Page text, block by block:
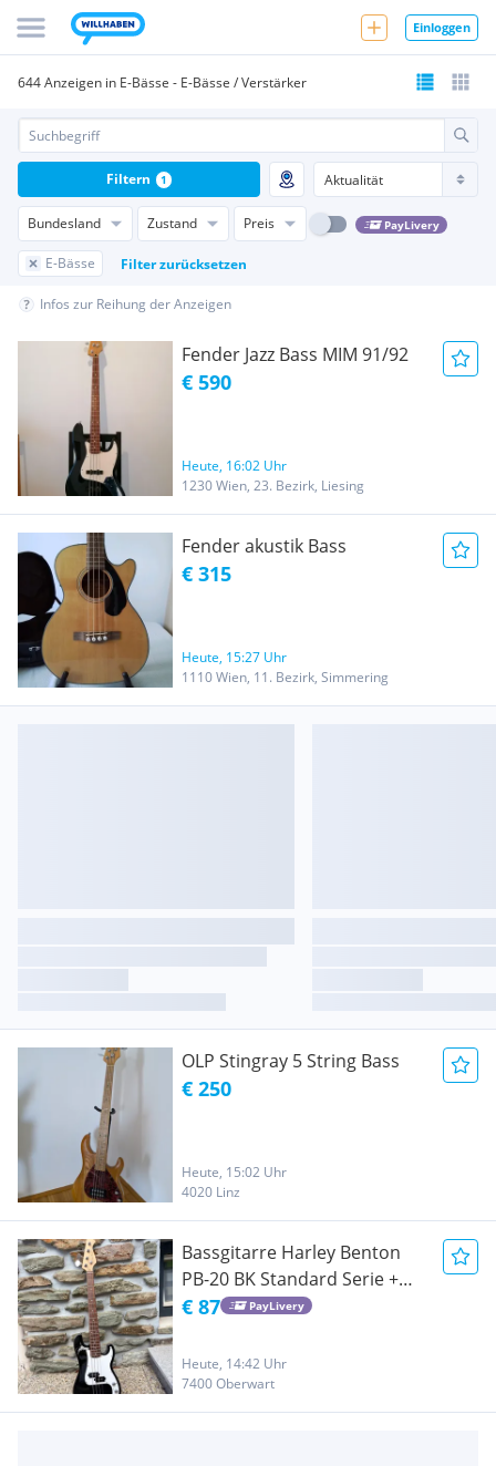
Einloggen
644 Anzeigen in E-Bässe - E-Bässe / Verstärker
Bundesland Zustand Preis PayLivery
E-Bässe Filter zurücksetzen
Filtern 1
Infos zur Reihung der Anzeigen
Fender Jazz Bass MIM 91/92
€ 590
Heute, 16:02 Uhr
1230 Wien, 23. Bezirk, Liesing
Fender akustik Bass
€ 315
Heute, 15:27 Uhr
1110 Wien, 11. Bezirk, Simmering
OLP Stingray 5 String Bass
€ 250
Heute, 15:02 Uhr
4020 Linz
Bassgitarre Harley Benton
PB-20 BK Standard Serie +
Stimmgerät
€ 87 PayLivery
Heute, 14:42 Uhr
7400 Oberwart